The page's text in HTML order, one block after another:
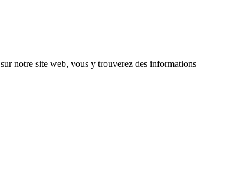
sur notre site web, vous y trouverez des informations